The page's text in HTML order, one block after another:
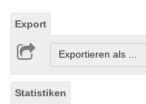
Export
Exportieren als ...
Statistiken